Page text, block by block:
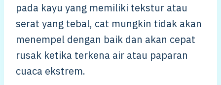
pada kayu yang memiliki tekstur atau
serat yang tebal, cat mungkin tidak akan
menempel dengan baik dan akan cepat
rusak ketika terkena air atau paparan
cuaca ekstrem.